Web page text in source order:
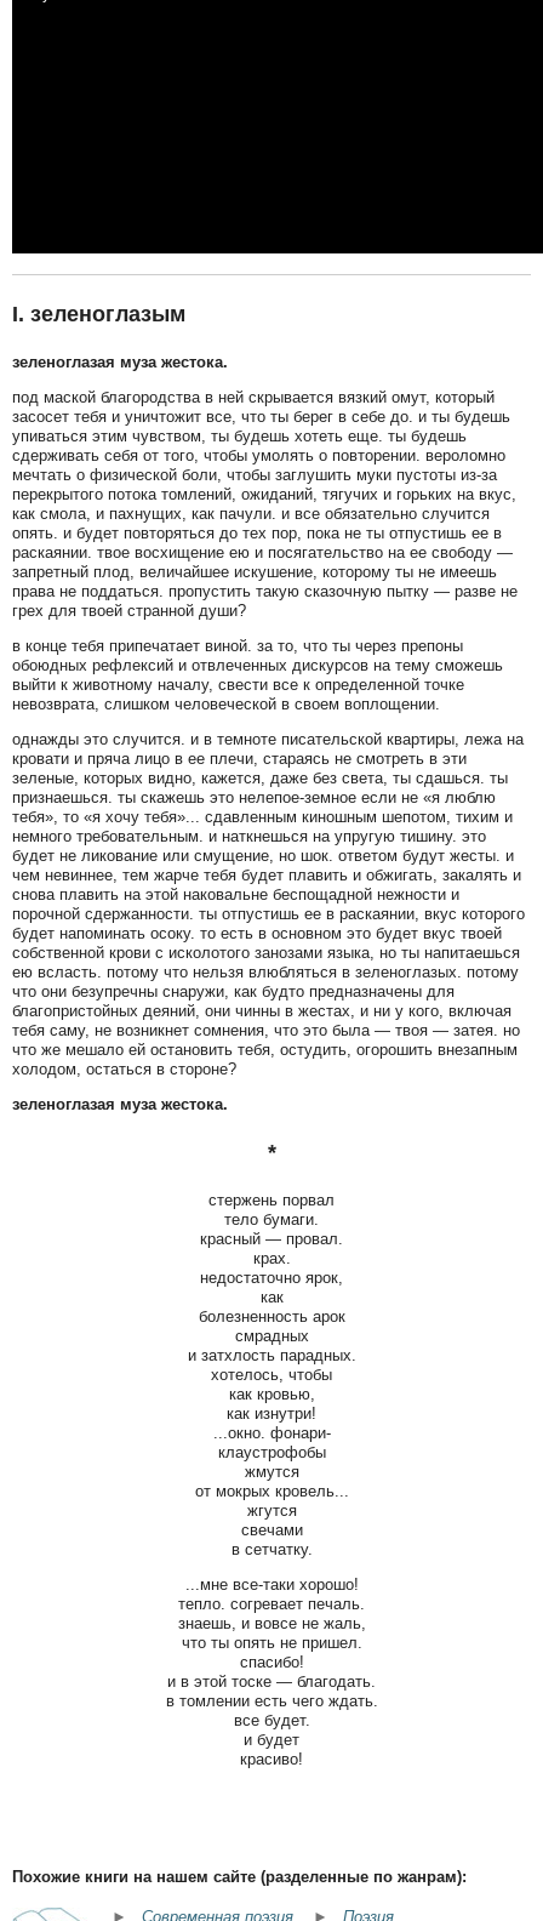
I. зеленоглазым
зеленоглазая муза жестока.
под маской благородства в ней скрывается вязкий омут, который
засосет тебя и уничтожит все, что ты берег в себе до. и ты будешь
упиваться этим чувством, ты будешь хотеть еще. ты будешь
сдерживать себя от того, чтобы умолять о повторении. вероломно
мечтать о физической боли, чтобы заглушить муки пустоты из-за
перекрытого потока томлений, ожиданий, тягучих и горьких на вкус,
как смола, и пахнущих, как пачули. и все обязательно случится
опять. и будет повторяться до тех пор, пока не ты отпустишь ее в
раскаянии. твое восхищение ею и посягательство на ее свободу —
запретный плод, величайшее искушение, которому ты не имеешь
права не поддаться. пропустить такую сказочную пытку — разве не
грех для твоей странной души?
в конце тебя припечатает виной. за то, что ты через препоны
обоюдных рефлексий и отвлеченных дискурсов на тему сможешь
выйти к животному началу, свести все к определенной точке
невозврата, слишком человеческой в своем воплощении.
однажды это случится. и в темноте писательской квартиры, лежа на
кровати и пряча лицо в ее плечи, стараясь не смотреть в эти
зеленые, которых видно, кажется, даже без света, ты сдашься. ты
признаешься. ты скажешь это нелепое-земное если не «я люблю
тебя», то «я хочу тебя»... сдавленным киношным шепотом, тихим и
немного требовательным. и наткнешься на упругую тишину. это
будет не ликование или смущение, но шок. ответом будут жесты. и
чем невиннее, тем жарче тебя будет плавить и обжигать, закалять и
снова плавить на этой наковальне беспощадной нежности и
порочной сдержанности. ты отпустишь ее в раскаянии, вкус которого
будет напоминать осоку. то есть в основном это будет вкус твоей
собственной крови с исколотого занозами языка, но ты напитаешься
ею всласть. потому что нельзя влюбляться в зеленоглазых. потому
что они безупречны снаружи, как будто предназначены для
благопристойных деяний, они чинны в жестах, и ни у кого, включая
тебя саму, не возникнет сомнения, что это была — твоя — затея. но
что же мешало ей остановить тебя, остудить, огорошить внезапным
холодом, остаться в стороне?
зеленоглазая муза жестока.
*
стержень порвал
тело бумаги.
красный — провал.
крах.
недостаточно ярок,
как
болезненность арок
смрадных
и затхлость парадных.
хотелось, чтобы
как кровью,
как изнутри!
...окно. фонари-
клаустрофобы
жмутся
от мокрых кровель...
жгутся
свечами
в сетчатку.
...мне все-таки хорошо!
тепло. согревает печаль.
знаешь, и вовсе не жаль,
что ты опять не пришел.
спасибо!
и в этой тоске — благодать.
в томлении есть чего ждать.
все будет.
и будет
красиво!
Похожие книги на нашем сайте (разделенные по жанрам):
► Современная поэзия ► Поэзия